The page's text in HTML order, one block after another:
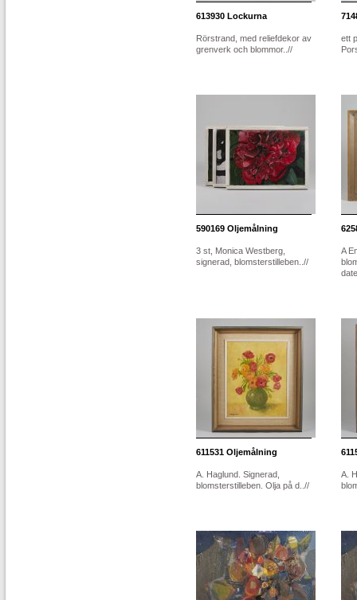
613930 Lockurna
Rörstrand, med reliefdekor av
grenverk och blommor..//
ett
590169 Oljemålning
3 st, Monica Westberg,
signerad, blomsterstilleben..//
A
611531 Oljemålning
A. Haglund. Signerad,
blomsterstilleben. Olja på d..//
A.